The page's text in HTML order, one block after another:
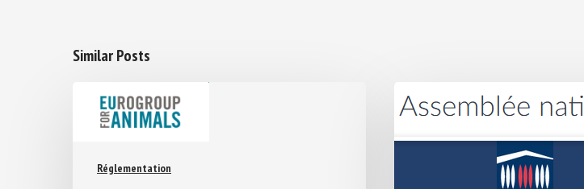
Similar Posts
Réglementation